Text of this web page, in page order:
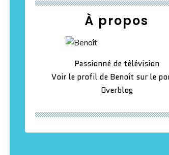
À propos
Passionné de télévision
Voir le profil de Benoît sur le
Overblog